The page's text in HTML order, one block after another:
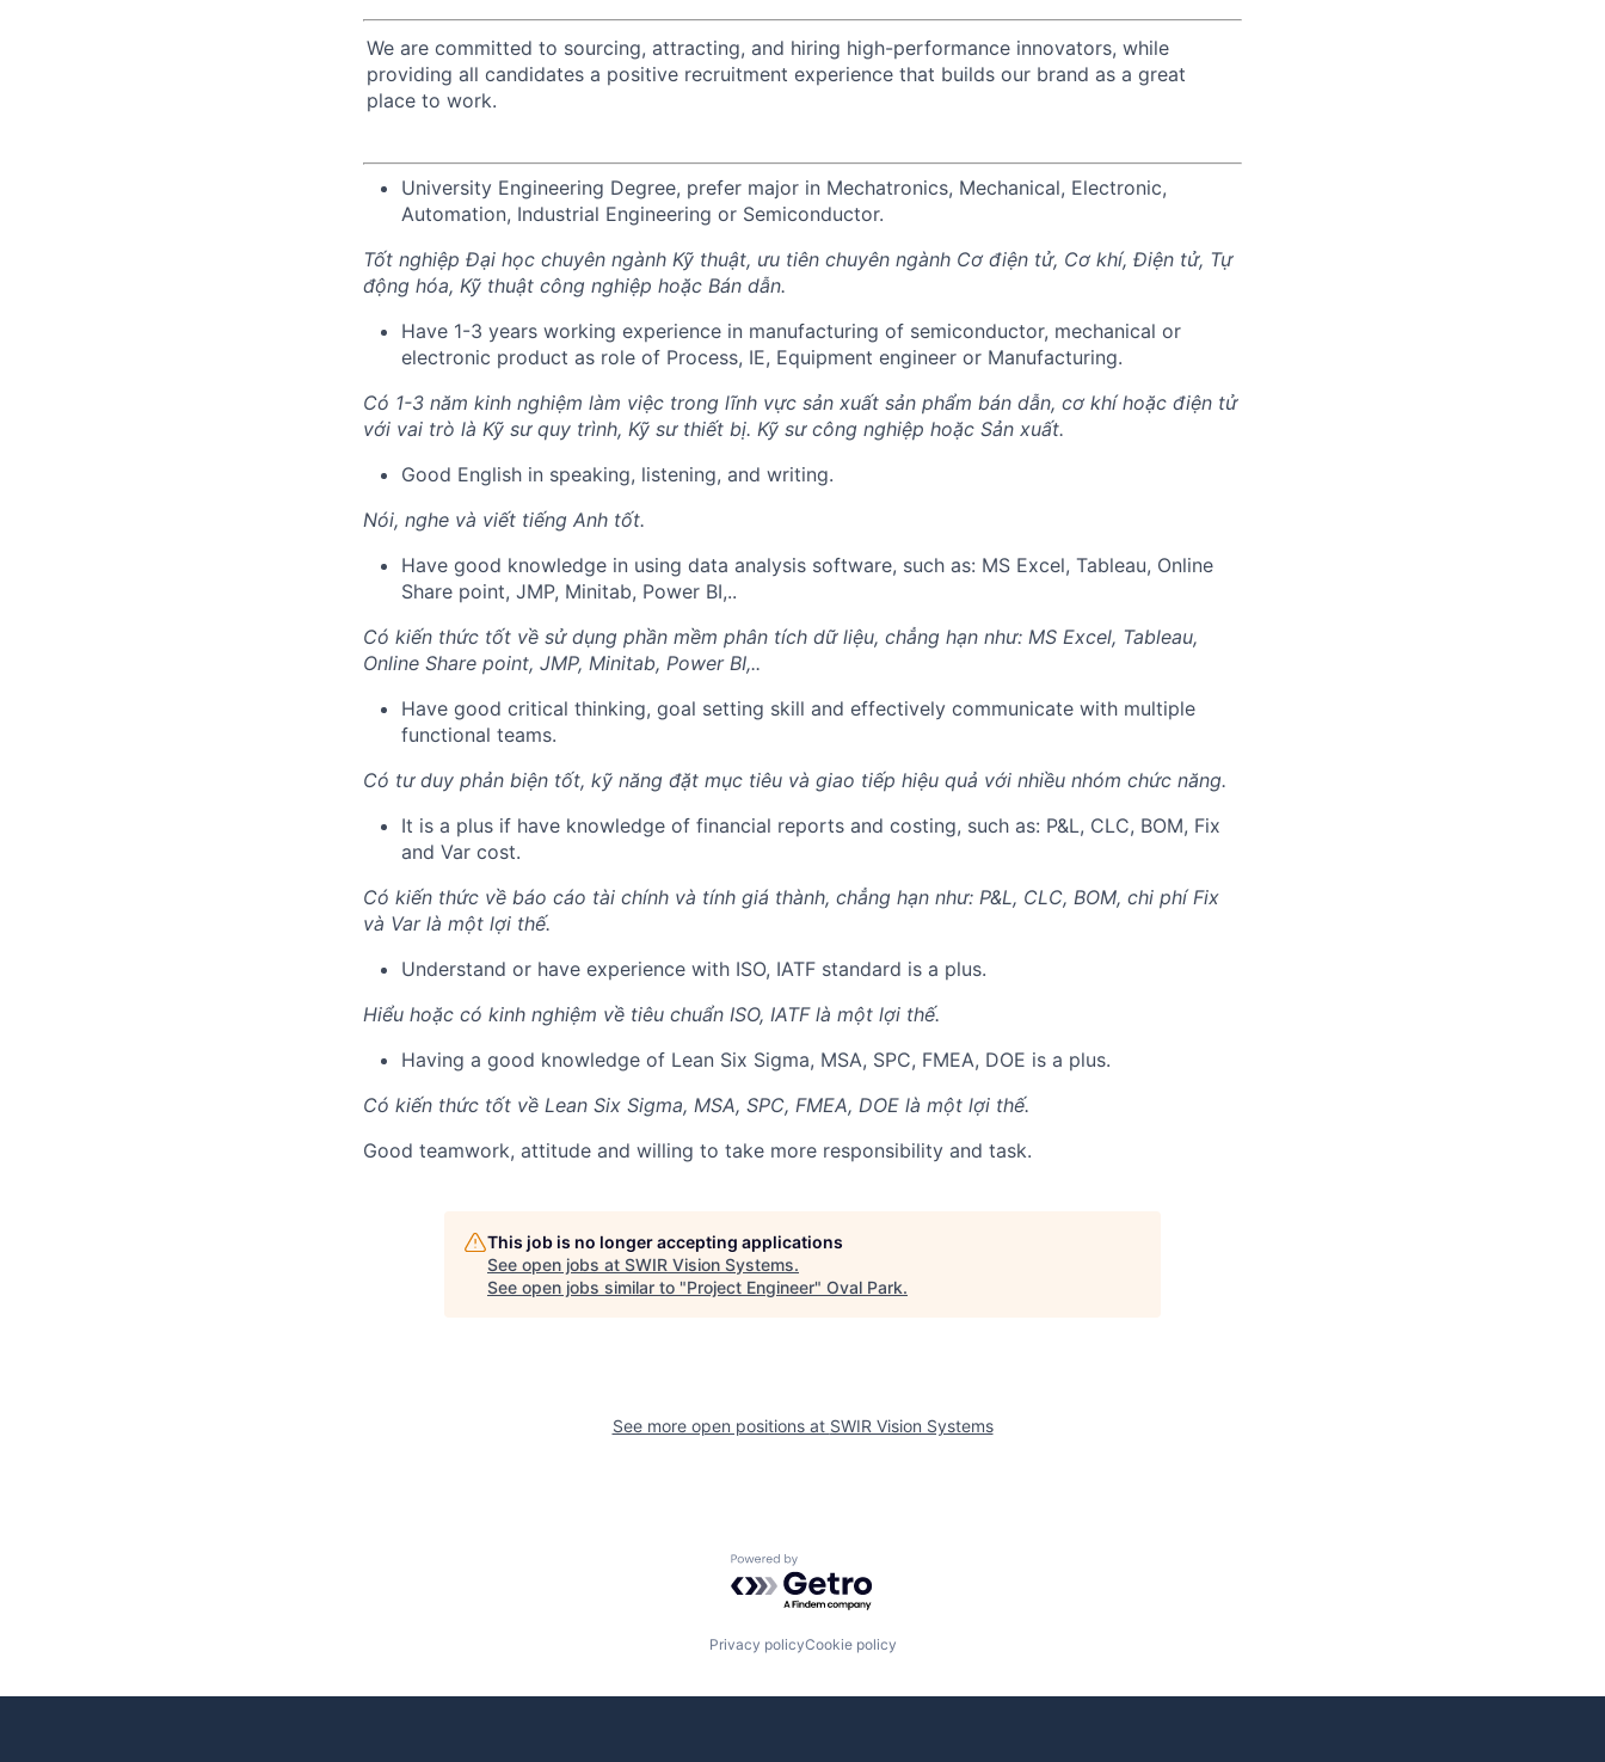
We are committed to sourcing, attracting, and hiring high-performance innovators, while
providing all candidates a positive recruitment experience that builds our brand as a great
place to work.
University Engineering Degree, prefer major in Mechatronics, Mechanical, Electronic,
Automation, Industrial Engineering or Semiconductor.
Tốt nghiệp Đại học chuyên ngành Kỹ thuật, ưu tiên chuyên ngành Cơ điện tử, Cơ khí, Điện tử, Tự
động hóa, Kỹ thuật công nghiệp hoặc Bán dẫn.
Have 1-3 years working experience in manufacturing of semiconductor, mechanical or
electronic product as role of Process, IE, Equipment engineer or Manufacturing.
Có 1-3 năm kinh nghiệm làm việc trong lĩnh vực sản xuất sản phẩm bán dẫn, cơ khí hoặc điện tử
với vai trò là Kỹ sư quy trình, Kỹ sư thiết bị. Kỹ sư công nghiệp hoặc Sản xuất.
Good English in speaking, listening, and writing.
Nói, nghe và viết tiếng Anh tốt.
Have good knowledge in using data analysis software, such as: MS Excel, Tableau, Online
Share point, JMP, Minitab, Power BI,..
Có kiến ​​thức tốt về sử dụng phần mềm phân tích dữ liệu, chẳng hạn như: MS Excel, Tableau,
Online Share point, JMP, Minitab, Power BI,..
Have good critical thinking, goal setting skill and effectively communicate with multiple
functional teams.
Có tư duy phản biện tốt, kỹ năng đặt mục tiêu và giao tiếp hiệu quả với nhiều nhóm chức năng.
It is a plus if have knowledge of financial reports and costing, such as: P&L, CLC, BOM, Fix
and Var cost.
Có kiến ​​thức về báo cáo tài chính và tính giá thành, chẳng hạn như: P&L, CLC, BOM, chi phí Fix
và Var là một lợi thế.
Understand or have experience with ISO, IATF standard is a plus.
Hiểu hoặc có kinh nghiệm về tiêu chuẩn ISO, IATF là một lợi thế.
Having a good knowledge of Lean Six Sigma, MSA, SPC, FMEA, DOE is a plus.
Có kiến ​​thức tốt về Lean Six Sigma, MSA, SPC, FMEA, DOE là một lợi thế.
Good teamwork, attitude and willing to take more responsibility and task.
This job is no longer accepting applications
See open jobs at SWIR Vision Systems.
See open jobs similar to "Project Engineer" Oval Park.
See more open positions at SWIR Vision Systems
Powered by Getro.com
Privacy policyCookie policy